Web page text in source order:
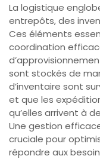
La logistique
entrepôts, des
Ces éléments
coordination
sont stockés de
d’inventaire sont
et que les
qu’elles arrivent à
Une gestion
cruciale pour
répondre aux